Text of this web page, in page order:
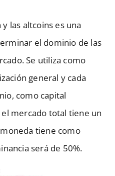
las altcoins es una
el dominio de las
Se utiliza como
general y cada
como capital
mercado total tiene un
tiene como
será de 50%.